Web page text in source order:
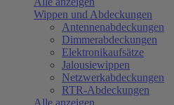
Wippen und Abdeckungen
Antennenabdeckungen
Dimmerabdeckungen
Elektronikaufsätze
Jalousiewippen
Netzwerkabdeckungen
RTR-Abdeckungen